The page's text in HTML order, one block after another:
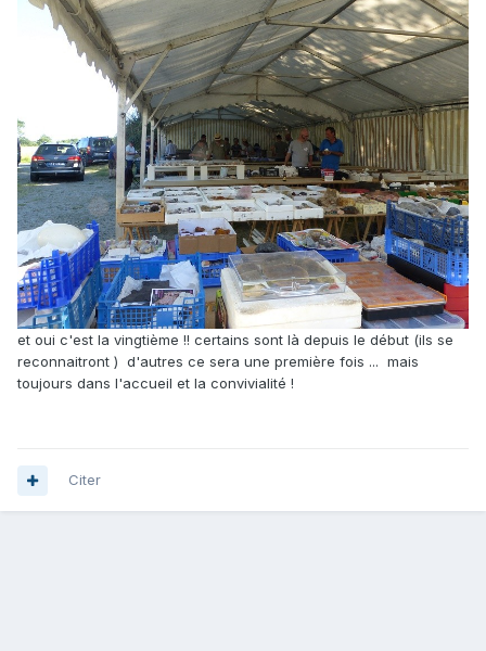
et oui c'est la vingtième !! certains sont là depuis le début (ils se
reconnaitront ) d'autres ce sera une première fois ... mais
toujours dans l'accueil et la convivialité !
Citer